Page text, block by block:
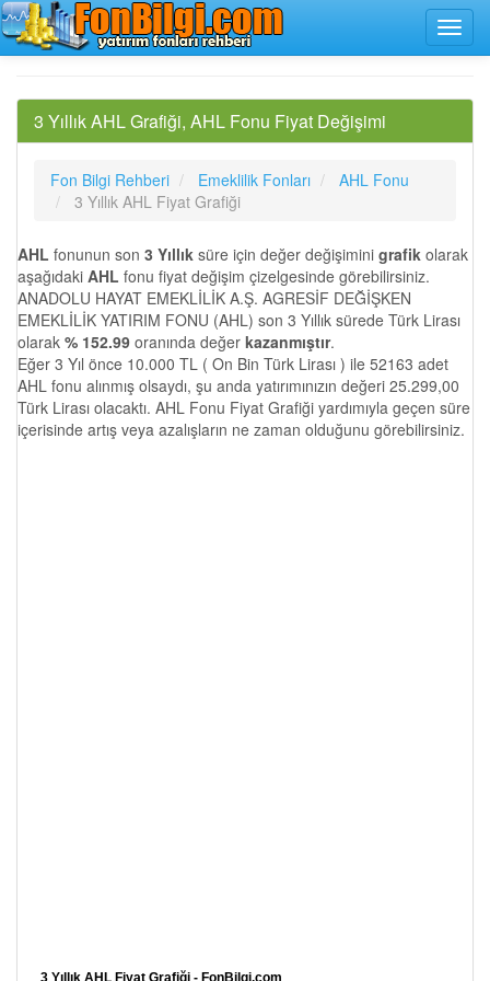
3 Yıllık AHL Grafiği, AHL Fonu Fiyat Değişimi
Fon Bilgi Rehberi Emeklilik Fonları
AHL Fonu
3 Yıllık AHL Fiyat Grafiği
AHL fonunun son 3 Yıllık süre için değer değişimini grafik olarak
aşağıdaki AHL fonu fiyat değişim çizelgesinde görebilirsiniz.
ANADOLU HAYAT EMEKLİLİK A.Ş. AGRESİF DEĞİŞKEN
EMEKLİLİK YATIRIM FONU (AHL) son 3 Yıllık sürede Türk Lirası
olarak % 152.99 oranında değer kazanmıştır.
Eğer 3 Yıl önce 10.000 TL ( On Bin Türk Lirası ) ile 52163 adet
AHL fonu alınmış olsaydı, şu anda yatırımınızın değeri 25.299,00
Türk Lirası olacaktı. AHL Fonu Fiyat Grafiği yardımıyla geçen süre
içerisinde artış veya azalışların ne zaman olduğunu görebilirsiniz.
3 Yıllık AHL Fiyat Grafiği - FonBilgi.com